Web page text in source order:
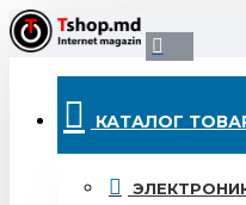
КАТАЛОГ